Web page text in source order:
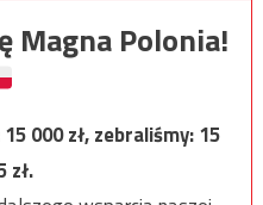
Magna Polonia!
15 000zł, zebraliśmy:15
zł.